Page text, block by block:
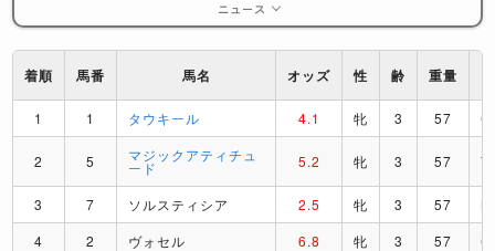
ニュース
着順 馬番 馬名 オッズ 性 齢 重量
1 1 タウキール 4.1 牝 3 57 C
2 5 マジックアティチュ
ード 5.2 牝 3 57 T
3 7 ソルスティシア 2.5 牝 3 57
4
2 ヴォセル 6.8 牝 3 57
C